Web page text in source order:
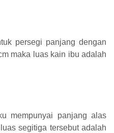
persegi panjang dengan
maka luas kain ibu adalah
mempunyai panjang alas
segitiga tersebut adalah